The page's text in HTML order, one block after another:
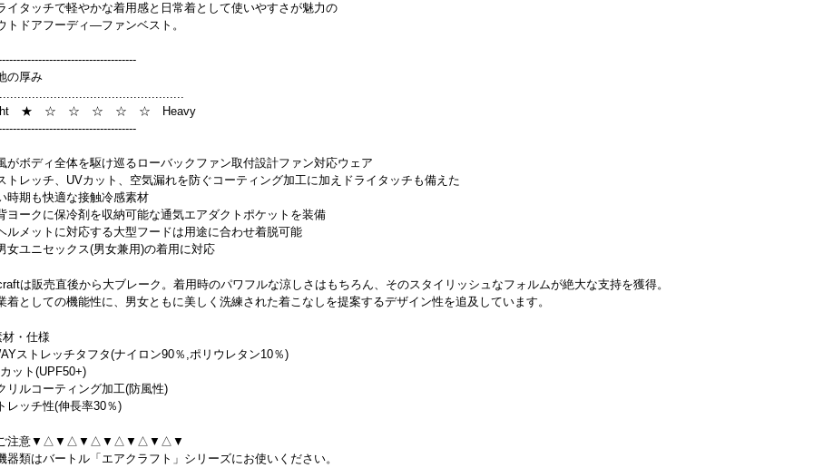
イタッチで軽やかな着用感と日常着として使いやすさが魅力の
トドアフーディ―ファンベスト。
の厚み
★ ☆ ☆ ☆ ☆ ☆ Heavy
ボディ全体を駆け巡るローバックファン取付設計ファン対応ウェア
レッチ、UVカット、空気漏れを防ぐコーティング加工に加えドライタッチも備えた
時期も快適な接触冷感素材
ヨークに保冷剤を収納可能な通気エアダクトポケットを装備
ルメットに対応する大型フードは用途に合わせ着脱可能
女ユニセックス(男女兼用)の着用に対応
は販売直後から大ブレーク。着用時のパワフルな涼しさはもちろん、そのスタイリッシュなフォルムが絶大な支持を獲得。
着としての機能性に、男女ともに美しく洗練された着こなしを提案するデザイン性を追及しています。
・仕様
ストレッチタフタ(ナイロン90％,ポリウレタン10％)
ット(UPF50+)
リルコーティング加工(防風性)
レッチ性(伸長率30％)
注意▼△▼△▼△▼△▼△▼△▼
器類はバートル「エアクラフト」シリーズにお使いください。